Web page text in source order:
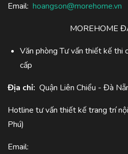
Email: hoangson@morehome.vn
MOREHOME
Văn phòng Tư vấn thiết kế thi
cấp
Địa chỉ: Quận Liên Chiểu - Đà
Hotline tư vấn thiết kế trang trí
Phú)
Email: